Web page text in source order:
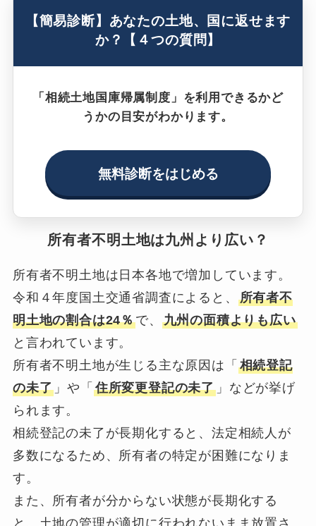
【簡易診断】あなたの土地、国に返せます
か？【４つの質問】
「相続土地国庫帰属制度」を利用できるかど
うかの目安がわかります。
無料診断をはじめる
所有者不明土地は九州より広い？
所有者不明土地は日本各地で増加しています。
令和４年度国土交通省調査によると、 所有者不
明土地の割合は24％で、 九州の面積よりも広い
と言われています。
所有者不明土地が生じる主な原因は「 相続登記
の未了 」や「 住所変更登記の未了 」などが挙げ
られます。
相続登記の未了が長期化すると、法定相続人が
多数になるため、所有者の特定が困難になりま
す。
また、所有者が分からない状態が長期化する
と、土地の管理が適切に行われないまま放置さ